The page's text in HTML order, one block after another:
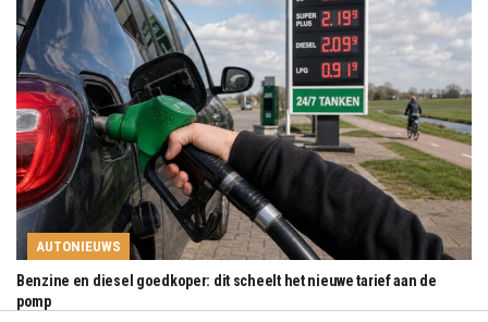
AUTONIEUWS
Benzine en diesel goedkoper: dit scheelt het nieuwe tarief aan de
pomp